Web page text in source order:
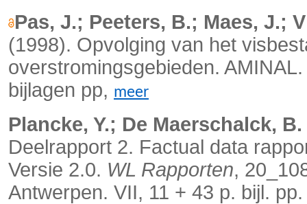
Pas, J.; Peeters, B.; Maes, J.;
(1998). Opvolging van het
overstromingsgebieden.
bijlagen pp, meer
Plancke, Y.; De Maerschalck, B.
Deelrapport 2. Factual data
Versie 2.0. WL Rapporten,
Antwerpen. VII, 11 + 43 p. bijl.